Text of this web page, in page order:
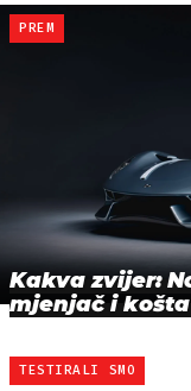
PREM
Kakva zvijer:
mjenjač i
TESTIRALI SMO